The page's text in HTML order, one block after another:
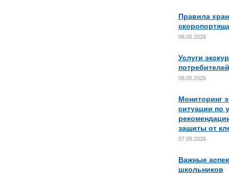
Правила
08.05.2026
Услуги
потребителей
08.05.2026
Мониторинг
ситуации по
защиты от
07.05.2026
Важные
школьников